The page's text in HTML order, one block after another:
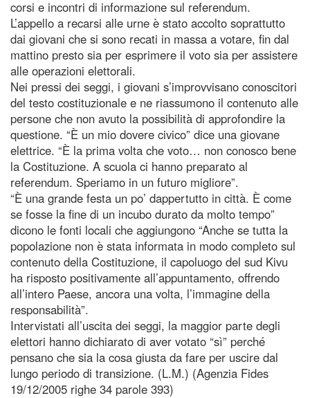
corsi e incontri di informazione sul referendum.
L’appello a recarsi alle urne è stato accolto soprattutto
dai giovani che si sono recati in massa a votare, fin dal
mattino presto sia per esprimere il voto sia per assistere
alle operazioni elettorali.
Nei pressi dei seggi, i giovani s’improvvisano conoscitori
del testo costituzionale e ne riassumono il contenuto alle
persone che non avuto la possibilità di approfondire la
questione. “È un mio dovere civico” dice una giovane
elettrice. “È la prima volta che voto… non conosco bene
la Costituzione. A scuola ci hanno preparato al
referendum. Speriamo in un futuro migliore”.
“È una grande festa un po’ dappertutto in città. È come
se fosse la fine di un incubo durato da molto tempo”
dicono le fonti locali che aggiungono “Anche se tutta la
popolazione non è stata informata in modo completo sul
contenuto della Costituzione, il capoluogo del sud Kivu
ha risposto positivamente all’appuntamento, offrendo
all’intero Paese, ancora una volta, l’immagine della
responsabilità”.
Intervistati all’uscita dei seggi, la maggior parte degli
elettori hanno dichiarato di aver votato “sì” perché
pensano che sia la cosa giusta da fare per uscire dal
lungo periodo di transizione. (L.M.) (Agenzia Fides
19/12/2005 righe 34 parole 393)